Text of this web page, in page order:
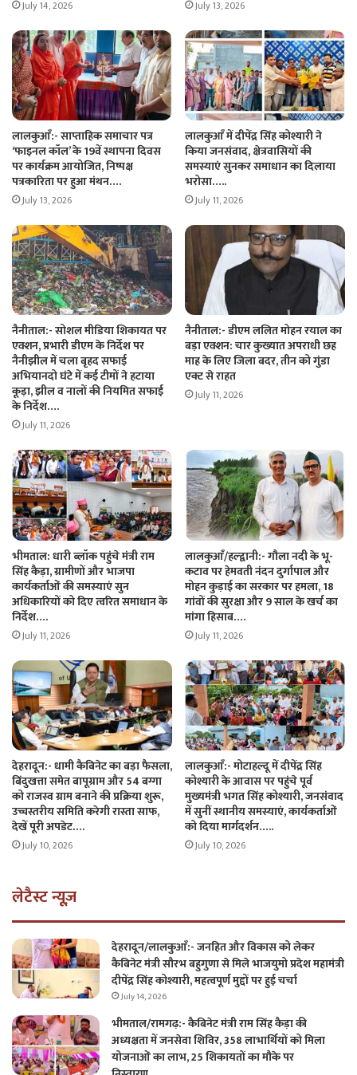
July 14, 2026 July 13, 2026
लालकुआँ:- साप्ताहिक समाचार पत्र
‘फाइनल कॉल’ के 19वें स्थापना दिवस
पर कार्यक्रम आयोजित, निष्पक्ष
पत्रकारिता पर हुआ मंथन….
July 13, 2026
लालकुआँ में दीपेंद्र सिंह कोश्यारी ने
किया जनसंवाद, क्षेत्रवासियों की
समस्याएं सुनकर समाधान का दिलाया
भरोसा…..
July 11, 2026
नैनीताल:- सोशल मीडिया शिकायत पर
एक्शन, प्रभारी डीएम के निर्देश पर
नैनीझील में चला बृहद सफाई
अभियानदो घंटे में कई टीमों ने हटाया
कूड़ा, झील व नालों की नियमित सफाई
के निर्देश….
July 11, 2026
नैनीताल:- डीएम ललित मोहन रयाल का
बड़ा एक्शन: चार कुख्यात अपराधी छह
माह के लिए जिला बदर, तीन को गुंडा
एक्ट से राहत
July 11, 2026
भीमताल: धारी ब्लॉक पहुंचे मंत्री राम
सिंह कैड़ा, ग्रामीणों और भाजपा
कार्यकर्ताओं की समस्याएं सुन
अधिकारियों को दिए त्वरित समाधान के
निर्देश….
July 11, 2026
लालकुआँ/हल्द्वानी:- गौला नदी के भू-
कटाव पर हेमवती नंदन दुर्गापाल और
मोहन कुड़ाई का सरकार पर हमला, 18
गांवों की सुरक्षा और 9 साल के खर्च का
मांगा हिसाब….
July 11, 2026
देहरादून:- धामी कैबिनेट का बड़ा फैसला,
बिंदुखत्ता समेत बापूग्राम और 54 बग्गा
को राजस्व ग्राम बनाने की प्रक्रिया शुरू,
उच्चस्तरीय समिति करेगी रास्ता साफ,
देखें पूरी अपडेट….
July 10, 2026
लालकुआँ:- मोटाहल्दू में दीपेंद्र सिंह
कोश्यारी के आवास पर पहुंचे पूर्व
मुख्यमंत्री भगत सिंह कोश्यारी, जनसंवाद
में सुनीं स्थानीय समस्याएं, कार्यकर्ताओं
को दिया मार्गदर्शन…..
July 10, 2026
लेटैस्ट न्यूज़
देहरादून/लालकुआँ:- जनहित और विकास को लेकर
कैबिनेट मंत्री सौरभ बहुगुणा से मिले भाजयुमो प्रदेश महामंत्री
दीपेंद्र सिंह कोश्यारी, महत्वपूर्ण मुद्दों पर हुई चर्चा
July 14, 2026
भीमताल/रामगढ़:- कैबिनेट मंत्री राम सिंह कैड़ा की
अध्यक्षता में जनसेवा शिविर, 358 लाभार्थियों को मिला
योजनाओं का लाभ, 25 शिकायतों का मौके पर